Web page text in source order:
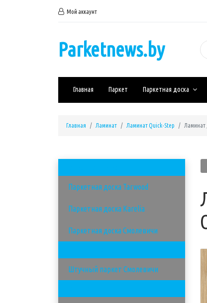
Мой аккаунт
Parketnews.by
Главная Паркет Паркетная доска
Главная Ламинат Ламинат Quick-Step Ламинат
Паркетная доска Tarwood
Паркетная доска Karelia
Паркетная доска Смолевичи
Штучный паркет Смолевичи